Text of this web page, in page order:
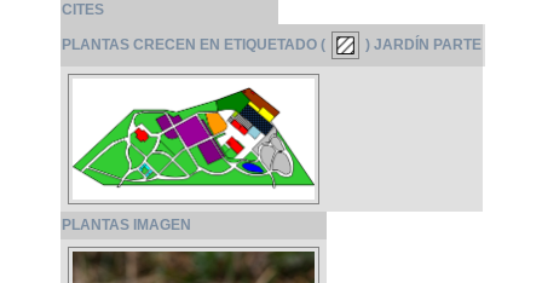
CITES
PLANTAS CRECEN EN ETIQUETADO ( ) JARDÍN PARTE
PLANTAS IMAGEN